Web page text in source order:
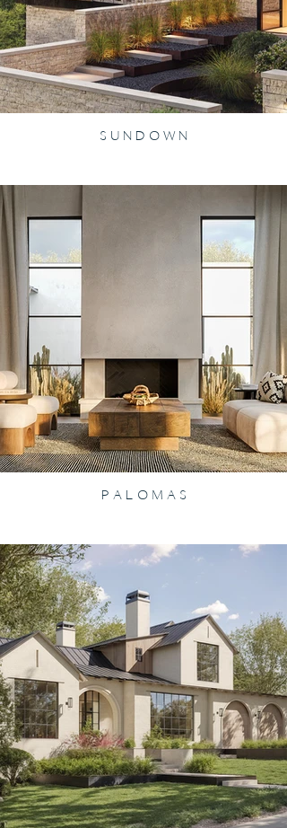
S U N D O W N
P A L O M A S